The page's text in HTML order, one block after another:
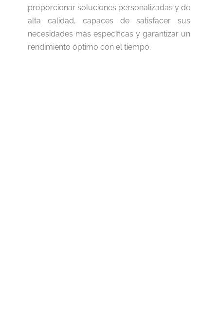
proporcionar soluciones personalizadas y de
alta calidad, capaces de satisfacer sus
necesidades más específicas y garantizar un
rendimiento óptimo con el tiempo.